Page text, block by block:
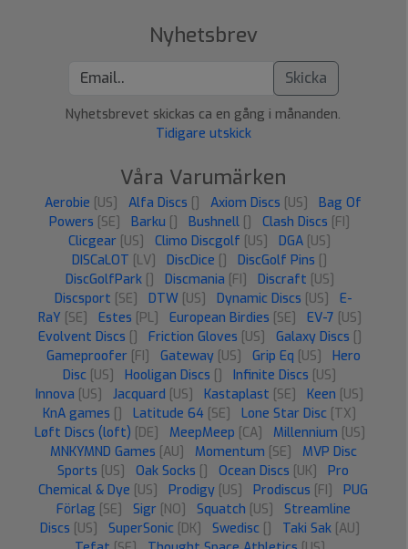
Nyhetsbrev
Skicka
Nyhetsbrevet skickas ca en gång i månanden.
Tidigare utskick
Våra Varumärken
Aerobie [US] Alfa Discs [] Axiom Discs [US]
Bag Of
Powers [SE] Barku [] Bushnell [] Clash Discs [FI]
Clicgear [US] Climo Discgolf [US] DGA [US]
DISCaLOT [LV] DiscDice [] DiscGolf Pins []
DiscGolfPark [] Discmania [FI] Discraft [US]
Discsport [SE] DTW [US] Dynamic Discs [US]
E-
RaY [SE] Estes [PL] European Birdies [SE] EV-7 [US]
Evolvent Discs [] Friction Gloves [US] Galaxy Discs []
Gameproofer [FI] Gateway [US] Grip Eq [US]
Hero
Disc [US] Hooligan Discs [] Infinite Discs [US]
Innova [US] Jacquard [US] Kastaplast [SE] Keen [US]
KnA games [] Latitude 64 [SE] Lone Star Disc [TX]
Løft Discs (loft) [DE] MeepMeep [CA] Millennium [US]
MNKYMND Games [AU] Momentum [SE]
MVP Disc
Sports [US] Oak Socks [] Ocean Discs [UK]
Pro
Chemical & Dye [US] Prodigy [US] Prodiscus [FI]
PUG
Förlag [SE] Sigr [NO] Squatch [US]
Streamline
Discs [US] SuperSonic [DK] Swedisc [] Taki Sak [AU]